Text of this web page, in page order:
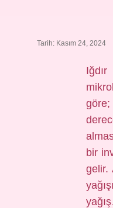
Tarih: Kasım 24, 2024
bir
gelir.